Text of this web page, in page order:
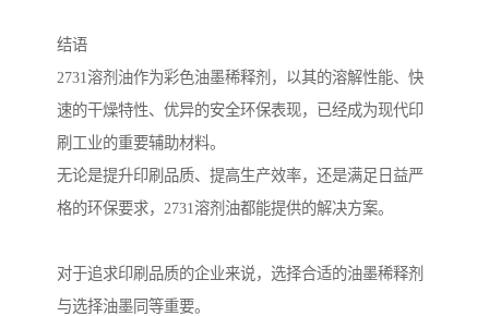
结语
2731溶剂油作为彩色油墨稀释剂，以其的溶解性能、快
速的干燥特性、优异的安全环保表现，已经成为现代印
刷工业的重要辅助材料。
无论是提升印刷品质、提高生产效率，还是满足日益严
格的环保要求，2731溶剂油都能提供的解决方案。
对于追求印刷品质的企业来说，选择合适的油墨稀释剂
与选择油墨同等重要。